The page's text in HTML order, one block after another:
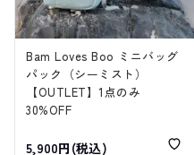
Bam Loves Boo ミニバッグ
パック（シーミスト）
【OUTLET】1点のみ
30%OFF
5,900円(税込)